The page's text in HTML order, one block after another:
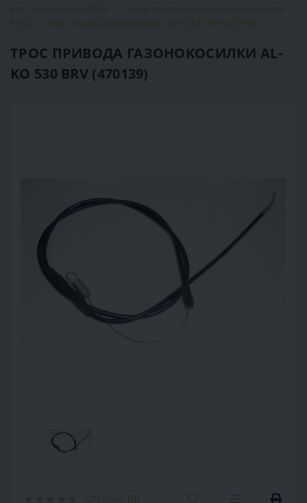
Трос привода газонокосилки AL-KO 530 BRV (470139)
ТРОС ПРИВОДА ГАЗОНОКОСИЛКИ AL-
KO 530 BRV (470139)
(0)